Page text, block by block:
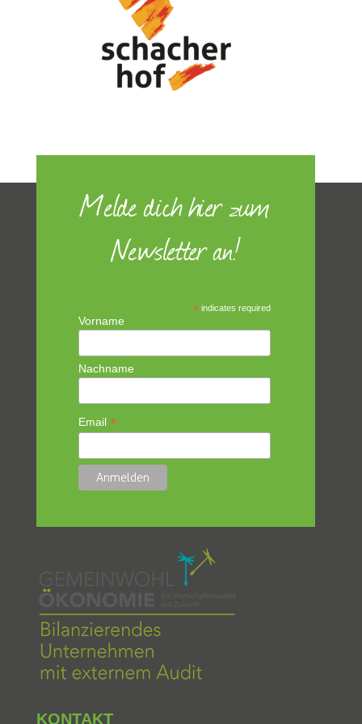
Melde dich hier zum
Newsletter an!
* indicates required
Vorname
Nachname
Email*
KONTAKT